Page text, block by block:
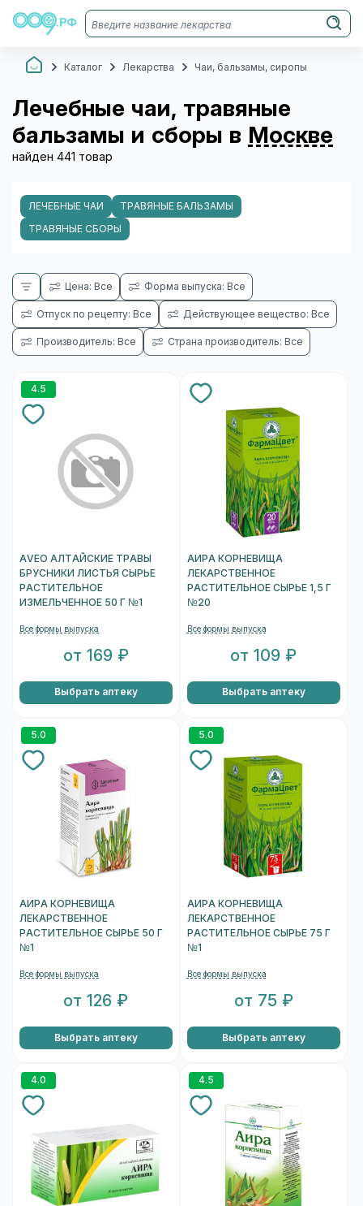
Каталог Лекарства Чаи, бальзамы, сиропы
Лечебные чаи, травяные
бальзамы и сборы в Москве
найден 441 товар
ЛЕЧЕБНЫЕ ЧАИ
ТРАВЯНЫЕ БАЛЬЗАМЫ
ТРАВЯНЫЕ СБОРЫ
Цена: Все Форма выпуска: Все
Отпуск по рецепту: Все Действующее вещество: Все
Производитель: Все Страна производитель: Все
4.5
AVEO АЛТАЙСКИЕ ТРАВЫ
БРУСНИКИ ЛИСТЬЯ СЫРЬЕ
РАСТИТЕЛЬНОЕ
ИЗМЕЛЬЧЕННОЕ 50 Г №1
Все формы выпуска
от 169 ₽
Выбрать аптеку
АИРА КОРНЕВИЩА
ЛЕКАРСТВЕННОЕ
РАСТИТЕЛЬНОЕ СЫРЬЕ 1,5 Г
№20
Все формы выпуска
от 109 ₽
Выбрать аптеку
5.0
АИРА КОРНЕВИЩА
ЛЕКАРСТВЕННОЕ
РАСТИТЕЛЬНОЕ СЫРЬЕ 50 Г
№1
Все формы выпуска
от 126 ₽
Выбрать аптеку
5.0
АИРА КОРНЕВИЩА
ЛЕКАРСТВЕННОЕ
РАСТИТЕЛЬНОЕ СЫРЬЕ 75 Г
№1
Все формы выпуска
от 75 ₽
Выбрать аптеку
4.0 4.5